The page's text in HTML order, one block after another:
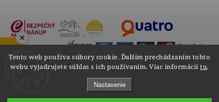
Tento web používa súbory cookie. Ďalším prechádzaním tohto
webu vyjadrujete súhlas s ich používaním. Viac informáciítu.
Nastavenie
×